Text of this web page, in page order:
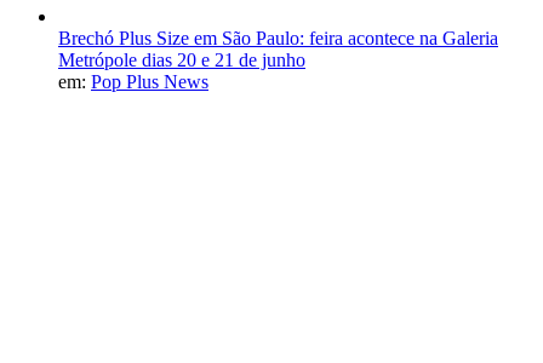
Brechó Plus Size em São Paulo: feira acontece na Galeria
Metrópole dias 20 e 21 de junho
em: Pop Plus News